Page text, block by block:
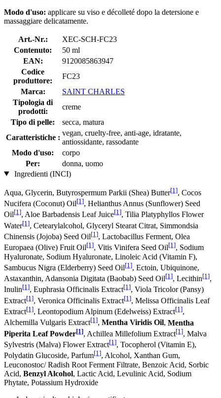
Modo d'uso: applicare su viso e décolleté dopo la detersione e
massaggiare delicatamente.
Art.-Nr.:
XEC-SCH-FC23
Contenuto:
50 ml
EAN:
9120085863947
Codice
produttore:
FC23
Marca:
SAINT CHARLES
Tipologia di
prodotti:
creme
Tipo di pelle:
secca, matura
Caratteristiche :
vegan, cruelty-free, anti-age, idratante,
antiossidante, rassodante
Modo d'uso:
corpo
Per:
donna, uomo
Ingredienti (INCI)
Aqua, Glycerin, Butyrospermum Parkii (Shea) Butter[1], Cocos
Nucifera (Coconut) Oil[1], Helianthus Annus (Sunflower) Seed
Oil[1], Aloe Barbadensis Leaf Juice[1], Tilia Platyphyllos Flower
Water[1], Cetearylalcohol, Glyceryl Stearat Citrat, Simmondsia
Chinensis (Jojoba) Seed Oil[1], Lactobacillus Ferment, Olea
Europaea (Olive) Fruit Oil[1], Vitis Vinifera Seed Oil[1], Sodium
Hyaluronate, Sodium Hyaluronate, Linoleic Acid (Vitamin F),
Sambucus Nigra (Elderberry) Seed Oil[1], Ectoin, Ubiquinone,
Astaxanthin, Adansonia Digitata (Baobab) Seed Oil[1], Lecithin[1],
Inulin[1], Euphrasia Officinalis Extract[1], Viola Tricolor (Pansy)
Extract[1], Veronica Officinalis Extract[1], Melissa Officinalis Leaf
Extract[1], Leontopodium Alpinum (Edelweiss) Extract[1],
Alchemilla Vulgaris Extract[1], Mentha Viridis Oil, Mentha
Piperita Leaf Powder[1], Achillea Millefolium Extract[1], Malva
Sylvestris (Malva) Flower Extract[1], Tocopherol (Vitamin E),
Polydatin Glucoside, Parfum[1], Alcohol, Xanthan Gum,
Leuconostoc/ Radish Root Ferment Filtrate, Benzoic Acid, Sorbic
Acid, Benzyl Alcohol, Lactic Acid, Levulinic Acid, Sodium
Phytate, Potassium Hydroxide